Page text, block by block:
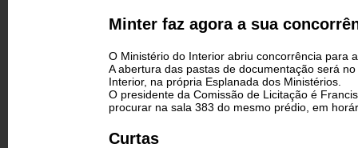
Minter faz agora a sua
O Ministério do Interior abriu concorrência para
A abertura das pastas de documentação será
Interior, na própria Esplanada dos Ministérios.
O presidente da Comissão de Licitação é
procurar na sala 383 do mesmo prédio, em
Curtas